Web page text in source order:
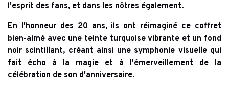
l'esprit des fans, et dans les nôtres également.
En l'honneur des 20 ans, ils ont réimaginé ce coffret
bien-aimé avec une teinte turquoise vibrante et un fond
noir scintillant, créant ainsi une symphonie visuelle qui
fait écho à la magie et à l'émerveillement de la
célébration de son d'anniversaire.